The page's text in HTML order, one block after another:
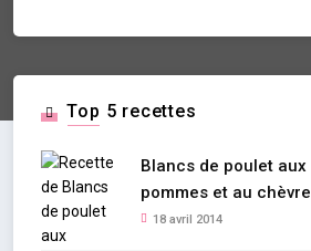
Top 5 recettes
Blancs de poulet aux
pommes et au chèvre
18 avril 2014